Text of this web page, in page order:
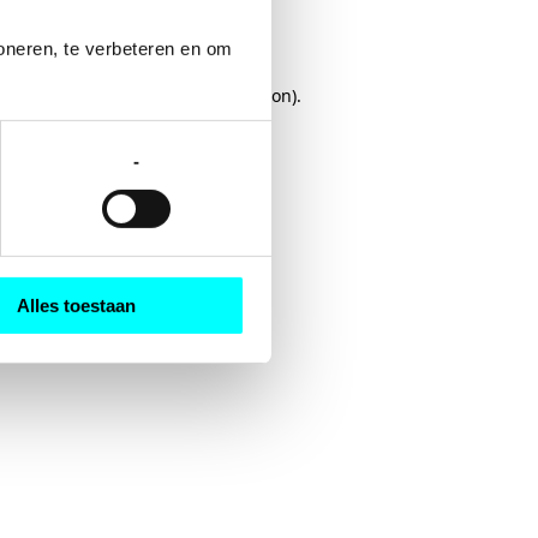
te verbeteren en om
-
Alles toestaan
for more information).